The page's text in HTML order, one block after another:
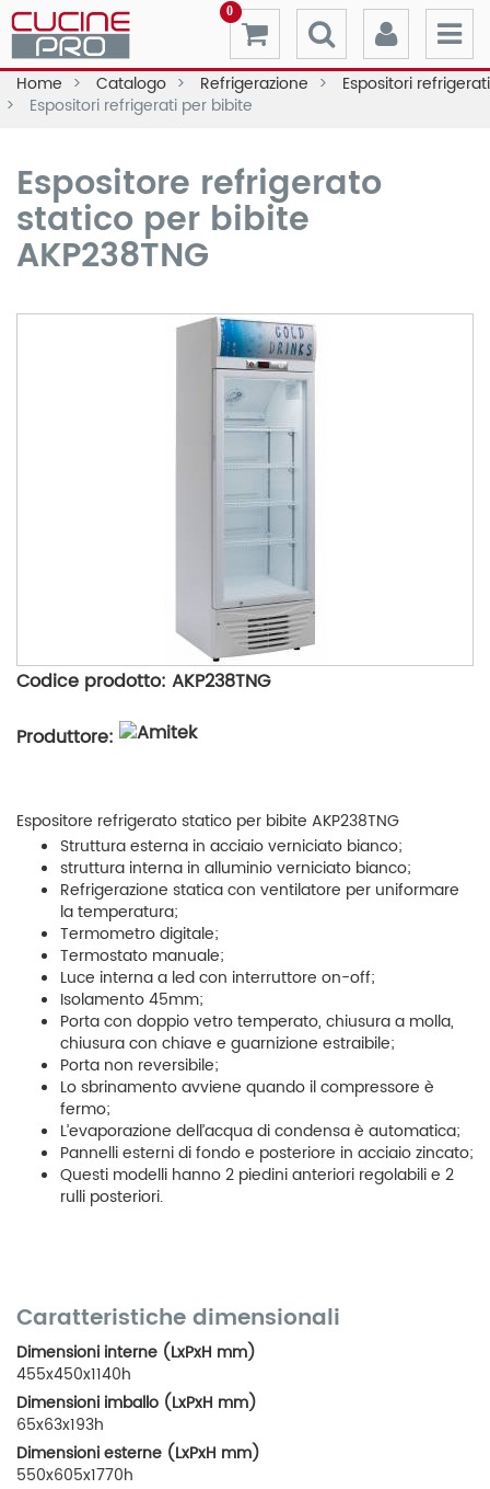
0
Home Catalogo Refrigerazione
Espositori refrigerati
Espositori refrigerati per bibite
Espositore refrigerato
statico per bibite
AKP238TNG
Codice prodotto: AKP238TNG
Produttore:
Espositore refrigerato statico per bibite AKP238TNG
Struttura esterna in acciaio verniciato bianco;
struttura interna in alluminio verniciato bianco;
Refrigerazione statica con ventilatore per uniformare
la temperatura;
Termometro digitale;
Termostato manuale;
Luce interna a led con interruttore on-off;
Isolamento 45mm;
Porta con doppio vetro temperato, chiusura a molla,
chiusura con chiave e guarnizione estraibile;
Porta non reversibile;
Lo sbrinamento avviene quando il compressore è
fermo;
L’evaporazione dell’acqua di condensa è automatica;
Pannelli esterni di fondo e posteriore in acciaio zincato;
Questi modelli hanno 2 piedini anteriori regolabili e 2
rulli posteriori.
Caratteristiche dimensionali
Dimensioni interne (LxPxH mm)
455x450x1140h
Dimensioni imballo (LxPxH mm)
65x63x193h
Dimensioni esterne (LxPxH mm)
550x605x1770h